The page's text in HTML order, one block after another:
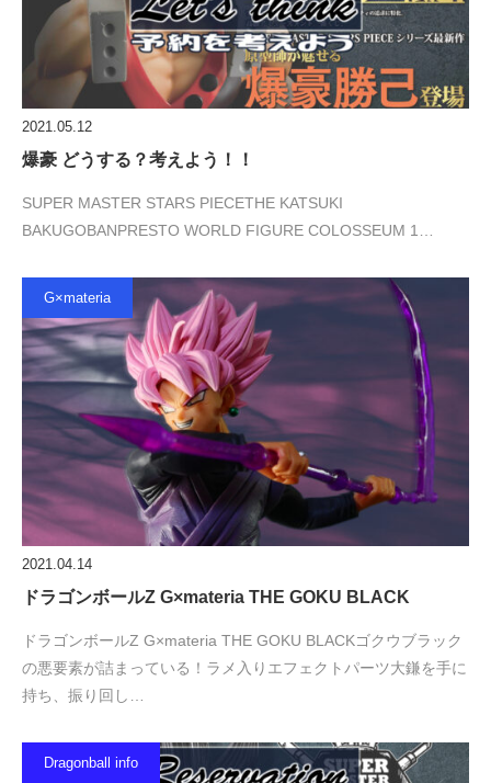
2021.05.12
爆豪 どうする？考えよう！！
SUPER MASTER STARS PIECETHE KATSUKI
BAKUGOBANPRESTO WORLD FIGURE COLOSSEUM 1…
G×materia
2021.04.14
ドラゴンボールZ G×materia THE GOKU BLACK
ドラゴンボールZ G×materia THE GOKU BLACKゴクウブラック
の悪要素が詰まっている！ラメ入りエフェクトパーツ大鎌を手に
持ち、振り回し…
Dragonball info